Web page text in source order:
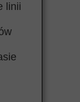
linii